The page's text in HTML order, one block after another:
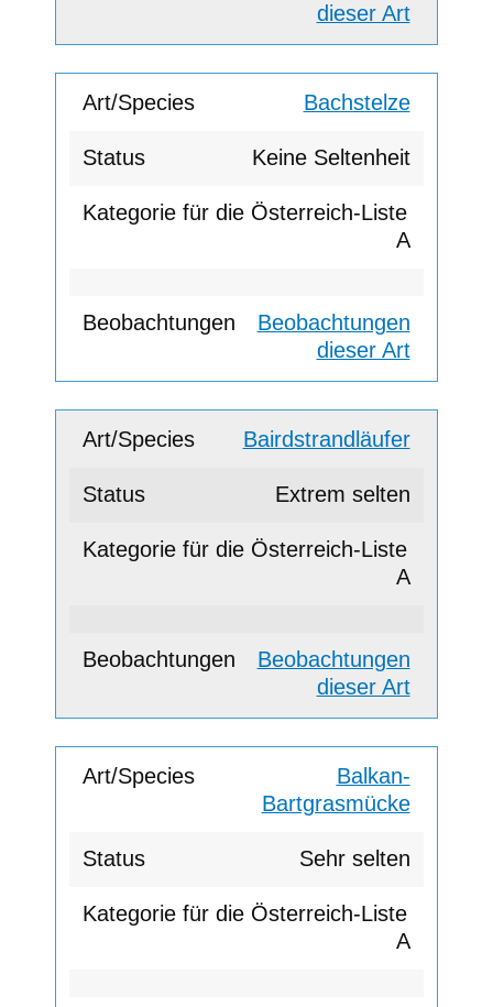
dieser Art
Bachstelze
Keine Seltenheit
A
Beobachtungen
dieser Art
Bairdstrandläufer
Extrem selten
A
Beobachtungen
dieser Art
Balkan-
Bartgrasmücke
Sehr selten
A